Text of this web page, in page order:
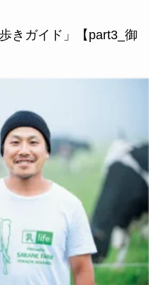
きガイド」【part3_御